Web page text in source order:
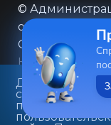
©
образования
Саратов»
Контакты
Политика в
персональных
410031, г.
Данный веб-
cookie-файлы в